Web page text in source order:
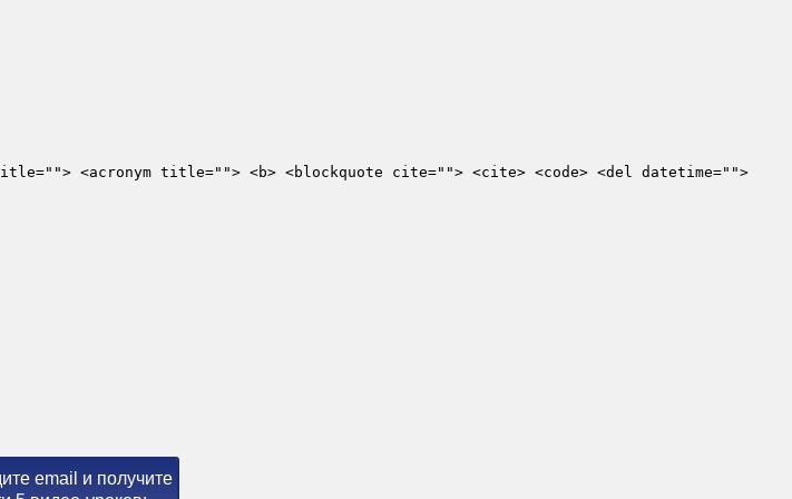
<acronym title=""> <b> <blockquote cite=""> <cite> <code> <del datetime="">
email и получите